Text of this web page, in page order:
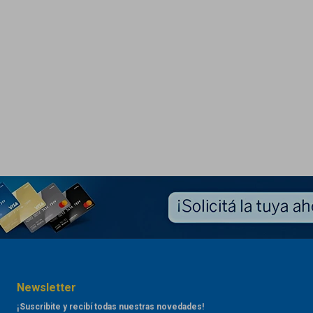
Newsletter
¡Suscribite y recibí todas nuestras novedades!